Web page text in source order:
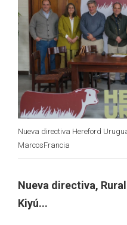
Nueva directiva Hereford
MarcosFrancia
Nueva directiva,
Kiyú...